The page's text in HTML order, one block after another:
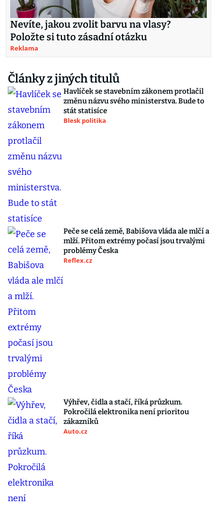
Nevíte, jakou zvolit barvu na vlasy?
Položte si tuto zásadní otázku
Reklama
Články z jiných titulů
Havlíček se stavebním zákonem protlačil
změnu názvu svého ministerstva. Bude to
stát statisíce
Blesk politika
Peče se celá země, Babišova vláda ale mlčí a
mlží. Přitom extrémy počasí jsou trvalými
problémy Česka
Reflex.cz
Výhřev, čidla a stačí, říká průzkum.
Pokročilá elektronika není prioritou
zákazníků
Auto.cz